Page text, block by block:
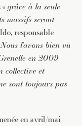
grâce à la seule
massifs seront
responsable
Nous l’avons bien vu
en 2009
collective et
sont toujours pas
en avril/mai